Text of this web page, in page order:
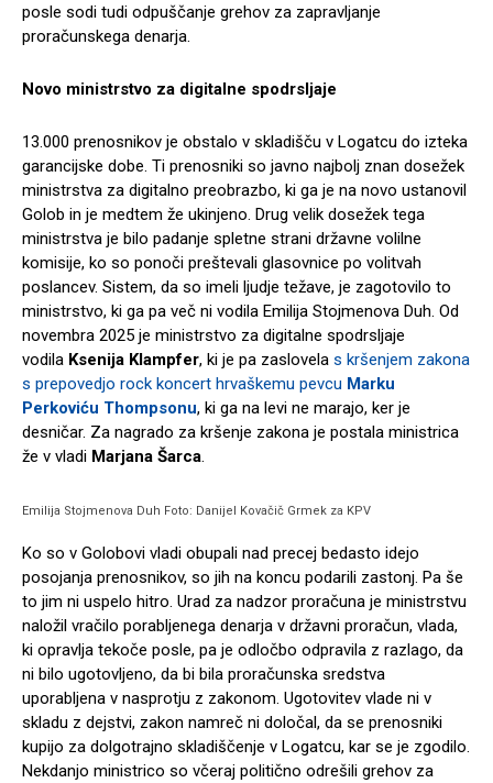
posle sodi tudi odpuščanje grehov za zapravljanje
proračunskega denarja.
Novo ministrstvo za digitalne spodrsljaje
13.000 prenosnikov je obstalo v skladišču v Logatcu do izteka
garancijske dobe. Ti prenosniki so javno najbolj znan dosežek
ministrstva za digitalno preobrazbo, ki ga je na novo ustanovil
Golob in je medtem že ukinjeno. Drug velik dosežek tega
ministrstva je bilo padanje spletne strani državne volilne
komisije, ko so ponoči preštevali glasovnice po volitvah
poslancev. Sistem, da so imeli ljudje težave, je zagotovilo to
ministrstvo, ki ga pa več ni vodila Emilija Stojmenova Duh. Od
novembra 2025 je ministrstvo za digitalne spodrsljaje
vodila Ksenija Klampfer, ki je pa zaslovela s kršenjem zakona
s prepovedjo rock koncert hrvaškemu pevcu Marku
Perkoviću Thompsonu, ki ga na levi ne marajo, ker je
desničar. Za nagrado za kršenje zakona je postala ministrica
že v vladi Marjana Šarca.
Emilija Stojmenova Duh Foto: Danijel Kovačič Grmek za KPV
Ko so v Golobovi vladi obupali nad precej bedasto idejo
posojanja prenosnikov, so jih na koncu podarili zastonj. Pa še
to jim ni uspelo hitro. Urad za nadzor proračuna je ministrstvu
naložil vračilo porabljenega denarja v državni proračun, vlada,
ki opravlja tekoče posle, pa je odločbo odpravila z razlago, da
ni bilo ugotovljeno, da bi bila proračunska sredstva
uporabljena v nasprotju z zakonom. Ugotovitev vlade ni v
skladu z dejstvi, zakon namreč ni določal, da se prenosniki
kupijo za dolgotrajno skladiščenje v Logatcu, kar se je zgodilo.
Nekdanjo ministrico so včeraj politično odrešili grehov za